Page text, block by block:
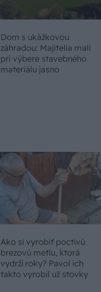
Dom s ukážkovou
záhradou: Majitelia mali
pri výbere stavebného
materiálu jasno
Ako si vyrobiť poctivú
brezovú metlu, ktorá
vydrží roky? Pavol ich
takto vyrobil už stovky